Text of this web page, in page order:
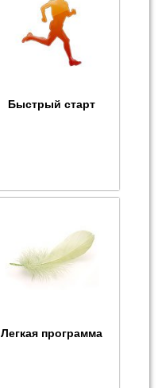
Быстрый старт
Легкая программа